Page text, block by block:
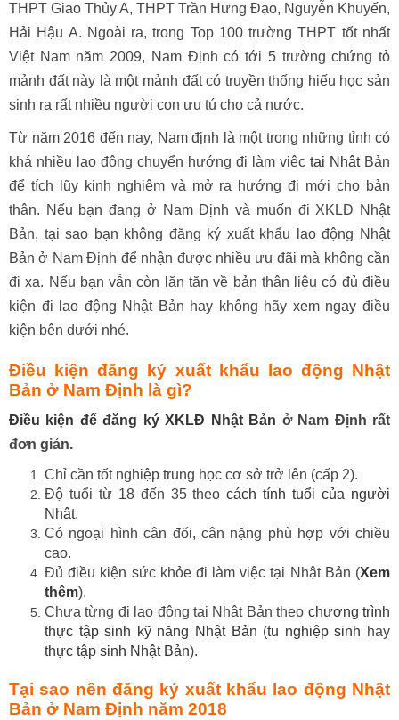
THPT Giao Thủy A, THPT Trần Hưng Đạo, Nguyễn Khuyến,
Hải Hậu A. Ngoài ra, trong Top 100 trường THPT tốt nhất
Việt Nam năm 2009, Nam Định có tới 5 trường chứng tỏ
mảnh đất này là một mảnh đất có truyền thống hiếu học sản
sinh ra rất nhiều người con ưu tú cho cả nước.
Từ năm 2016 đến nay, Nam định là một trong những tỉnh có
khá nhiều lao động chuyển hướng đi làm việc tại NhậtBản
để tích lũy kinh nghiệm và mở ra hướng đi mới cho bản
thân. Nếu bạn đang ở Nam Định và muốn đi XKLĐ Nhật
Bản, tại sao bạn không đăng ký xuất khẩu lao động Nhật
Bản ở Nam Định để nhận được nhiều ưu đãi mà không cần
đi xa. Nếu bạn vẫn còn lăn tăn về bản thân liệu có đủ điều
kiện đi lao động Nhật Bản hay không hãy xem ngay điều
kiện bên dưới nhé.
Điều kiện đăng ký xuất khẩu lao động Nhật
Bản ở Nam Định là gì?
Điều kiện để đăng ký XKLĐ Nhật Bản ở Nam Định rất
đơn giản.
Chỉ cần tốt nghiệp trung học cơ sở trở lên (cấp 2).
Độ tuổi từ 18 đến 35 theocách tính tuổi của người
Nhật.
Có ngoại hình cân đối, cân nặng phù hợp với chiều
cao.
Đủ điều kiện sức khỏe đi làm việc tại Nhật Bản (Xem
thêm).
Chưa từng đi lao động tại Nhật Bản theo chương trình
thực tập sinh kỹ năng Nhật Bản (tu nghiệp sinh hay
thực tập sinh Nhật Bản).
Tại sao nên đăng ký xuất khẩu lao động Nhật
Bản ở Nam Định năm 2018